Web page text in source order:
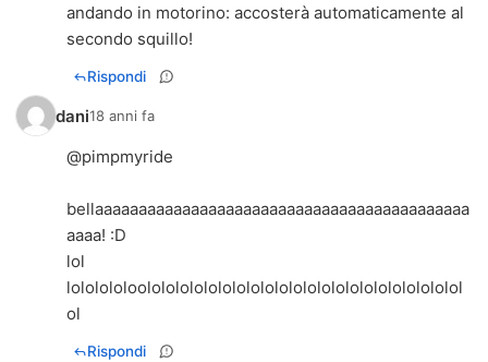
andando in motorino: accosterà automaticamente al
secondo squillo!
Rispondi
dani18 anni fa
@pimpmyride
bellaaaaaaaaaaaaaaaaaaaaaaaaaaaaaaaaaaaaaaaaaaa
aaaa! :D
lol
lololololoololololololololololololololololololololololol
ol
Rispondi